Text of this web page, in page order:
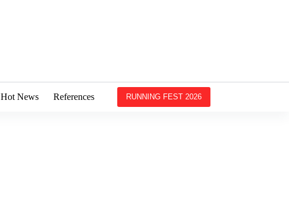
Hot News References RUNNING FEST 2026